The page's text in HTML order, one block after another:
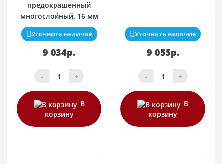
предокрашенный
многослойный, 16 мм
Уточнить наличие
9 034р.
- +
В
корзину
Уточнить наличие
9 055р.
- +
В
корзину